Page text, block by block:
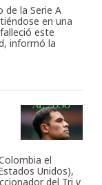
de la Serie A
en una
este
informó la
el
Unidos),
del Tri y